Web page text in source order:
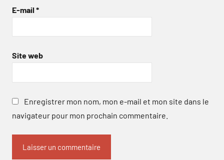
E-mail *
Site web
Enregistrer mon nom, mon e-mail et mon site dans le
navigateur pour mon prochain commentaire.